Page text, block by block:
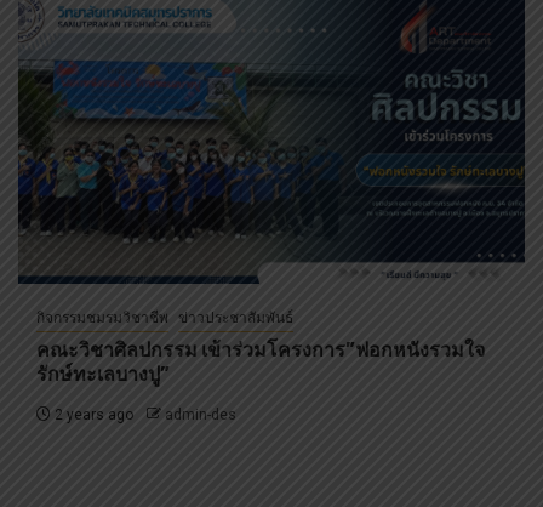
กิจกรรมชมรมวิชาชีพ ข่าวประชาสัมพันธ์
คณะวิชาศิลปกรรม เข้าร่วมโครงการ”ฟอกหนังรวมใจ
รักษ์ทะเลบางปู”
2 years ago admin-des